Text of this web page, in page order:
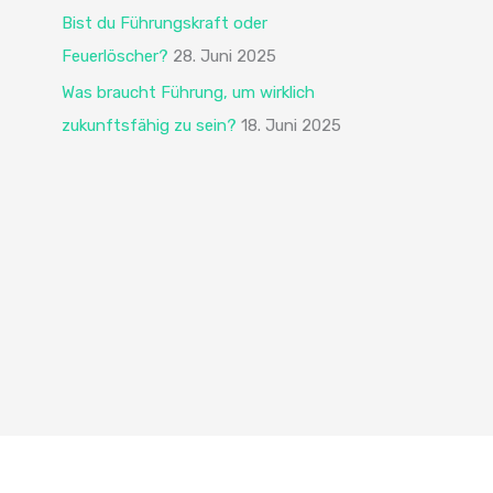
Bist du Führungskraft oder
Feuerlöscher? 28. Juni 2025
Was braucht Führung, um wirklich
zukunftsfähig zu sein? 18. Juni 2025